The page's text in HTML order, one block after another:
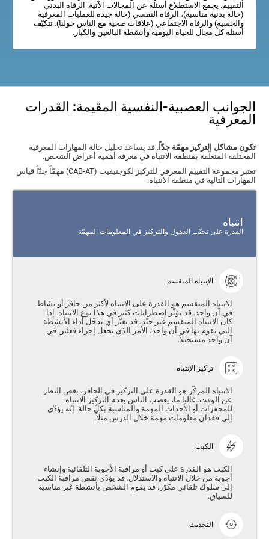
التقييم. يجمع الاستطلاع أسئلة عن المجالات الآتية: الرفاه البدني
(حالة بدنية مناسبة)، الرفاه النفسي (حالة جيدة للعمليات المعرفية
والحسية) والرفاه الاجتماعي (علاقات صحية مع الناس حولنا). تتكيّف
أسئلة كلّ مجال للحياة اليومية وأنشطة البالغين والكبار.
الجوانب العصبية-النفسية المقيمة: القدرات
المعرفية
تكون مشاكل التركيز مهمّة جدّاً. قد يساعد تحليل حالة المهارات المعرفية
المختلفة المتعلّقة بمنطقة الانتباه في معرفة أهمية أعراض الشخص.
تعتبر مجموعة التقييم المعرفي للتركيز لكوجنيفيت (CAB-AT) مهمّاً جدّاً قياس
المهارات التالية في منطقة الانتباه:
انتباه
القدرة على تجنّب الذهول والتركيز في المعلومات المهمّة.
الإنتباه المنقسم
الانتباه المنقسم هو القدرة على الانتباه لأكثر من حافز أو نشاط
في آن واحد. قد تؤثّر اضطرابات كثير في هذا نوع الانتباه. إذا
كان الانتباه المنقسم غير جيّد، قد يغيّر أي تدخّل أداء الأنشطة
التي يقوم بها في آن واحد، الأمر الذي يجعل إجراء فعلين في
آن واحد مستحيلاً.
تركيز الإنتباه
الانتباه المركّز هو القدرة على التركيز في الحافز، بغض النظر
عن الوقت. غالبا ما، يعصب الناس بعدم التركيز الانتباه
للمحفزات أو الأحداث المهمة والمناسبة بكلّ حالة. إنّه يؤدّي
إلى فقدان معلومات مهمة خلال الدرس مثلاً.
الكبت
الكبت هو القدرة على كبت أو مراقبة الأجوبة التلقائية وإنشاء
أجوبة من خلال الانتباه والاستدلال. قد يؤدّي نقص مراقبة الكبت
إلى سلوك تلقائي مكرّر. قد يقوم الشخص بأنشطة غير مناسبة
للسياق.
التحديث